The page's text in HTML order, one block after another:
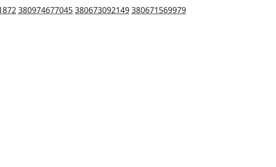
380974677045380673092149380671569979